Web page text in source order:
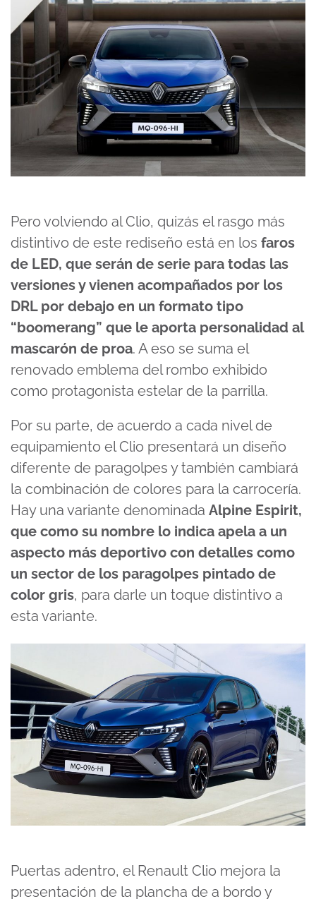
Pero volviendo al Clio, quizás el rasgo más
distintivo de este rediseño está en los faros
de LED, que serán de serie para todas las
versiones y vienen acompañados por los
DRL por debajo en un formato tipo
“boomerang” que le aporta personalidad al
mascarón de proa. A eso se suma el
renovado emblema del rombo exhibido
como protagonista estelar de la parrilla.
Por su parte, de acuerdo a cada nivel de
equipamiento el Clio presentará un diseño
diferente de paragolpes y también cambiará
la combinación de colores para la carrocería.
Hay una variante denominada Alpine Espirit,
que como su nombre lo indica apela a un
aspecto más deportivo con detalles como
un sector de los paragolpes pintado de
color gris, para darle un toque distintivo a
esta variante.
Puertas adentro, el Renault Clio mejora la
presentación de la plancha de a bordo y